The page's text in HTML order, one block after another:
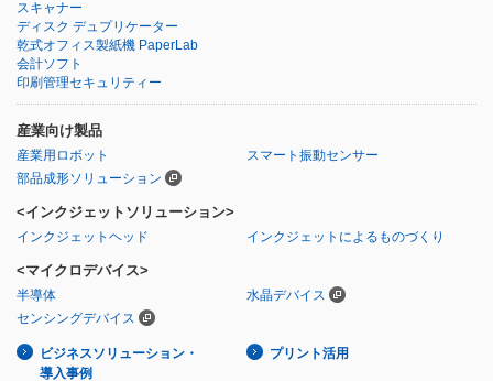
スキャナー
ディスク デュプリケーター
乾式オフィス製紙機 PaperLab
会計ソフト
印刷管理セキュリティー
産業向け製品
産業用ロボット
スマート振動センサー
部品成形ソリューション
<インクジェットソリューション>
インクジェットヘッド インクジェットによるものづくり
<マイクロデバイス>
半導体
水晶デバイス
センシングデバイス
ビジネスソリューション・
導入事例
プリント活用